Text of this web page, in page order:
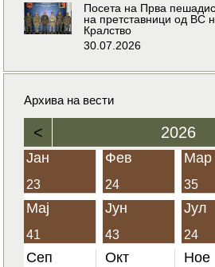
Посета на Прва
на претставници од ВС
Кралство
30.07.2026
Архива на вести
< 2026
Јан
23
Фев
24
Мар
35
Мај
41
Јун
43
Јул
24
Сеп Окт Ное